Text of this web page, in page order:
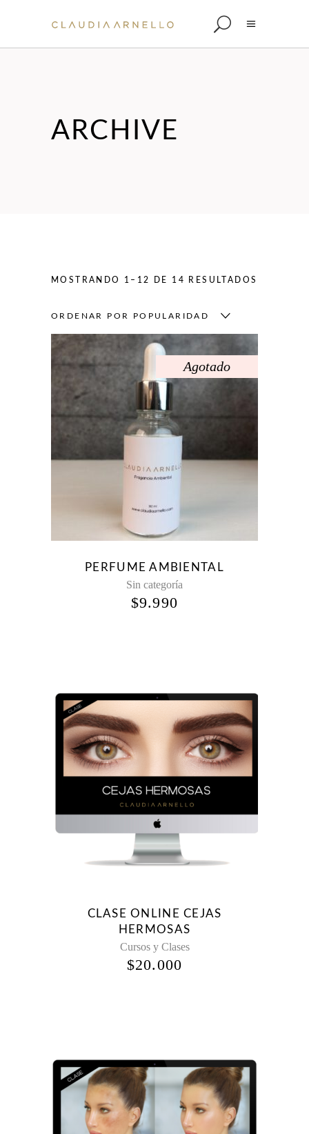
ARCHIVE
MOSTRANDO 1–12 DE 14 RESULTADOS
ORDENAR POR POPULARIDAD
Agotado
PERFUME AMBIENTAL
Sin categoría
$9.990
CLASE ONLINE CEJAS
HERMOSAS
Cursos y Clases
$20.000